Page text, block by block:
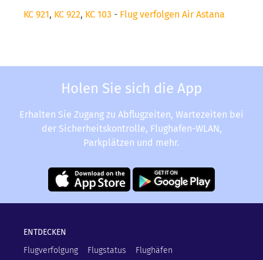
KC 921, KC 922, KC 103 - Flug verfolgen Air Astana
Holen Sie sich die App
Erhalten Sie Zugang zu Abflugzeiten, Wartezeiten bei
der Sicherheitskontrolle, Flughafen-WLAN,
Parkplätzen und mehr.
ENTDECKEN
Flugverfolgung
Flugstatus Flughäfen